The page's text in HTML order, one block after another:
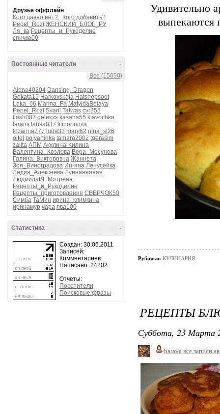
Друзья оффлайн
Кого давно нет?
Кого добавить?
Pepel_Rozi ЖЕНСКИЙ_БЛОГ_РУ
Ля_ка Рецепты_и_Рукоделие
спичка00
-
Постоянные читатели
Все (15690)
Alena40204 Dansing_Dragon
Gekata15 Harkovskaja Hatshepsoot
Leka_66 Marina_Fa MatyldaBelaya
Pepel_Rozi Svaril Tatwas cvr355
flash007 gelexxx kasana55 klavochka
larans larisa037 liliportnova
lozanna777 luda33 mary62 nina_st26
olfel polyaninka tamara2002 tgerasim
zalita АПМ Акулина-Килина
Валентина_Козлова Вера_Мосунова
Галина_Викторовна Жаннета
Зоя_Виноградова Ин-яна Ленусейка
Лидия_Алексеева Луннаяяяяяя
ЛюдмилаВГ Мотрена
Рецепты_и_Рукоделие
Рецепты_приготовления СВЕРЧОК50
Симба ТаМин ирина_климкина
иринамур чара ява100
-
Статистика
Создан: 30.05.2011
Записей:
Комментариев:
Написано: 24202
Отчеты:
Посетители
Поисковые фразы
Удивительно
выпекаются
Рубрики: КУЛИНАРИЯ
РЕЦЕПТЫ
Суббота, 23 Марта
barava все записи